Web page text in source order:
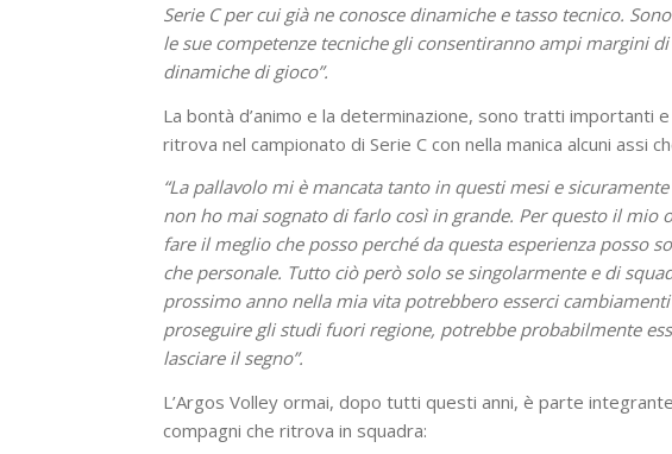
Serie C per cui già ne conosce dinamiche e tasso tecnico.
le sue competenze tecniche gli consentiranno ampi margini
dinamiche di gioco”.
La bontà d’animo e la determinazione, sono tratti importanti
ritrova nel campionato di Serie C con nella manica alcuni assi
“La pallavolo mi è mancata tanto in questi mesi e
non ho mai sognato di farlo così in grande. Per questo il
fare il meglio che posso perché da questa esperienza posso
che personale. Tutto ciò però solo se singolarmente e di
prossimo anno nella mia vita potrebbero esserci
proseguire gli studi fuori regione, potrebbe probabilmente
lasciare il segno”.
L’Argos Volley ormai, dopo tutti questi anni, è parte
compagni che ritrova in squadra: